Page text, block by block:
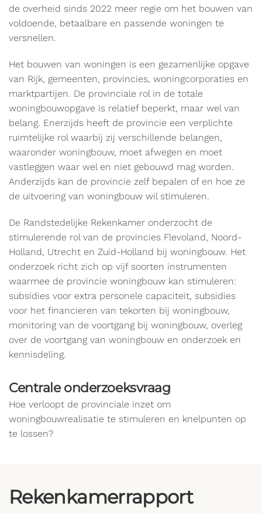
de overheid sinds 2022 meer regie om het bouwen van
voldoende, betaalbare en passende woningen te
versnellen.
Het bouwen van woningen is een gezamenlijke opgave
van Rijk, gemeenten, provincies, woningcorporaties en
marktpartijen. De provinciale rol in de totale
woningbouwopgave is relatief beperkt, maar wel van
belang. Enerzijds heeft de provincie een verplichte
ruimtelijke rol waarbij zij verschillende belangen,
waaronder woningbouw, moet afwegen en moet
vastleggen waar wel en niet gebouwd mag worden.
Anderzijds kan de provincie zelf bepalen of en hoe ze
de uitvoering van woningbouw wil stimuleren.
De Randstedelijke Rekenkamer onderzocht de
stimulerende rol van de provincies Flevoland, Noord-
Holland, Utrecht en Zuid-Holland bij woningbouw. Het
onderzoek richt zich op vijf soorten instrumenten
waarmee de provincie woningbouw kan stimuleren:
subsidies voor extra personele capaciteit, subsidies
voor het financieren van tekorten bij woningbouw,
monitoring van de voortgang bij woningbouw, overleg
over de voortgang van woningbouw en onderzoek en
kennisdeling.
Centrale onderzoeksvraag
Hoe verloopt de provinciale inzet om
woningbouwrealisatie te stimuleren en knelpunten op
te lossen?
Rekenkamerrapport